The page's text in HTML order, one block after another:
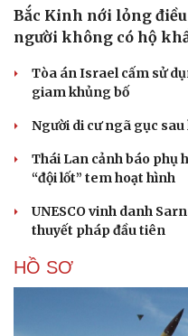
Bắc Kinh nới lỏng
người không có hộ
Tòa án Israel cấm sử
giam khủng bố
Người di cư ngã gục
Thái Lan cảnh báo phụ
“đội lốt” tem hoạt hình
UNESCO vinh danh
thuyết pháp đầu tiên
HỒ SƠ